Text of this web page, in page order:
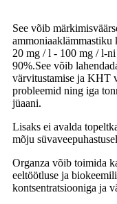
See võib
ammoniaaklämmastiku
20 mg / l - 100 mg / l-
90%.See võib
värvitustamise ja KHT
probleemid ning iga
jüaani.
Lisaks ei avalda
mõju
Organza võib toimida
eeltöötluse ja
kontsentratsiooniga ja